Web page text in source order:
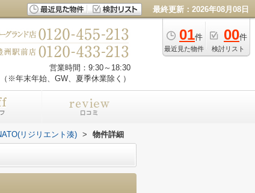
最終更新：2026年08月08日
01件
最近見た物件
00件
検討リスト
営業時間：9:30～18:30
※年末年始、GW、夏季休業除く）
リジリエント湊) > 物件詳細